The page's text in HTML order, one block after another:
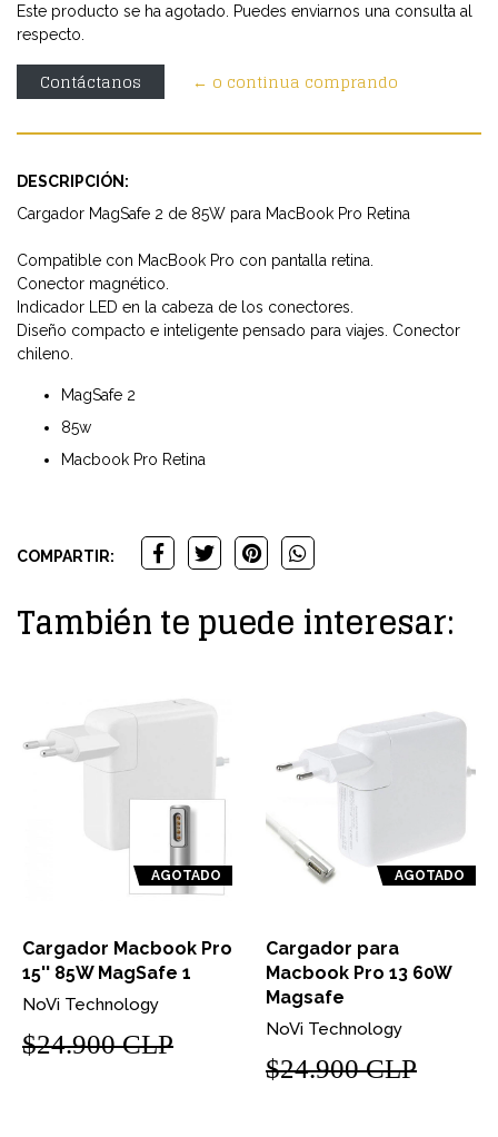
Este producto se ha agotado. Puedes enviarnos una consulta al
respecto.
Contáctanos ← o continua comprando
DESCRIPCIÓN:
Cargador MagSafe 2 de 85W para MacBook Pro Retina
Compatible con MacBook Pro con pantalla retina.
Conector magnético.
Indicador LED en la cabeza de los conectores.
Diseño compacto e inteligente pensado para viajes. Conector
chileno.
MagSafe 2
85w
Macbook Pro Retina
COMPARTIR:
También te puede interesar:
AGOTADO
Cargador Macbook Pro
15'' 85W MagSafe 1
NoVi Technology
$24.900 CLP
AGOTADO
Cargador para
Macbook Pro 13 60W
Magsafe
NoVi Technology
$24.900 CLP